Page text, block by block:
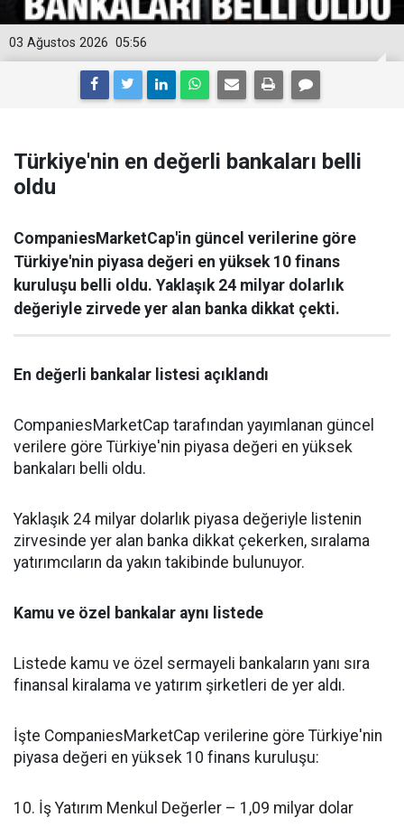
05:56
03 Ağustos 2026
Türkiye'nin en değerli bankaları belli
oldu
CompaniesMarketCap'in güncel verilerine göre
Türkiye'nin piyasa değeri en yüksek 10 finans
kuruluşu belli oldu. Yaklaşık 24 milyar dolarlık
değeriyle zirvede yer alan banka dikkat çekti.
En değerli bankalar listesi açıklandı
CompaniesMarketCap tarafından yayımlanan güncel
verilere göre Türkiye'nin piyasa değeri en yüksek
bankaları belli oldu.
Yaklaşık 24 milyar dolarlık piyasa değeriyle listenin
zirvesinde yer alan banka dikkat çekerken, sıralama
yatırımcıların da yakın takibinde bulunuyor.
Kamu ve özel bankalar aynı listede
Listede kamu ve özel sermayeli bankaların yanı sıra
finansal kiralama ve yatırım şirketleri de yer aldı.
İşte CompaniesMarketCap verilerine göre Türkiye'nin
piyasa değeri en yüksek 10 finans kuruluşu:
10. İş Yatırım Menkul Değerler – 1,09 milyar dolar